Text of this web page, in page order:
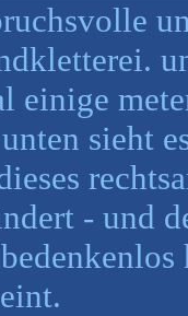
einige
sieht
- und